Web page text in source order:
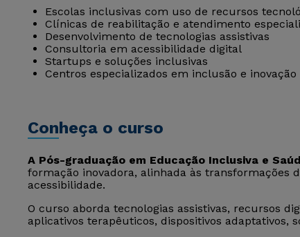
Escolas inclusivas com uso de recursos
Clínicas de reabilitação e atendimento
Desenvolvimento de tecnologias assistivas
Consultoria em acessibilidade digital
Startups e soluções inclusivas
Centros especializados em inclusão e inovação
Conheça o curso
A Pós-graduação em Educação Inclusiva e
formação inovadora, alinhada às transformações
acessibilidade.
O curso aborda tecnologias assistivas, recursos
aplicativos terapêuticos, dispositivos adaptativos,